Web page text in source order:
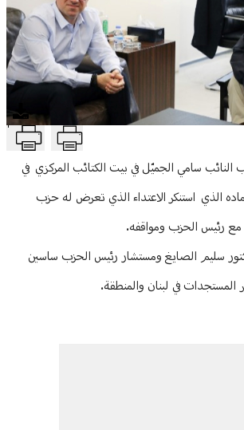
T
النائب سامي الجميّل في بيت الكتائب المركزي في
الذي استنكر الاعتداء الذي تعرض له حزب
مع رئيس الحزب ومواقفه.
سليم الصايغ ومستشار رئيس الحزب ساسين
في لبنان والمنطقة.